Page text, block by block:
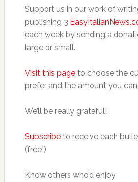
Support us in our work of
publishing 3
each week by sending a
large or small.
Visit this pageto choose the
prefer and the amount you can
We’ll be really grateful!
Subscribeto receive each
(free!)
Know others who’d enjoy